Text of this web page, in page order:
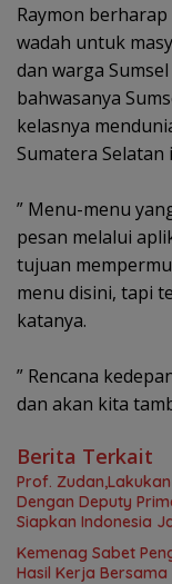
‎Raymon
wadah untuk
dan warga
‎bahwasanya
kelasnya
Sumatera Selatan
‎” Menu-menu
pesan melalui
tujuan
menu disini, tapi
katanya.
‎” Rencana
dan akan kita
Berita Terkait
Prof.
Dengan Deputy
Siapkan Indonesia
Kemenag Sabet
Hasil Kerja